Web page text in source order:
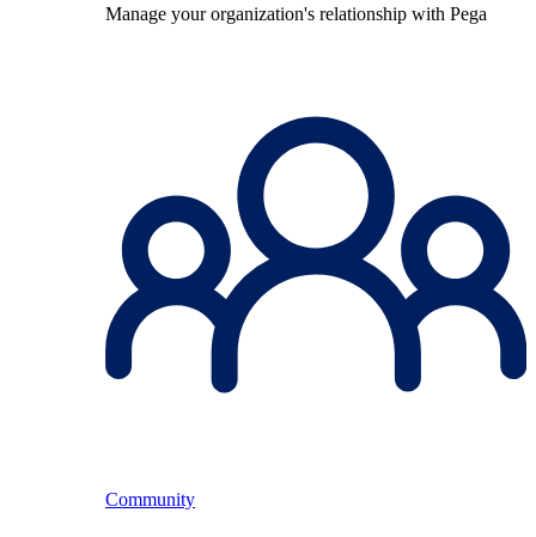
Manage your organization's relationship with Pega
Community